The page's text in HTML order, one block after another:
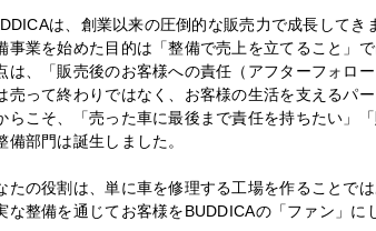
は、創業以来の圧倒的な販売力で成長してき
事業を始めた目的は「整備で売上を立てること」で
は、「販売後のお客様への責任（アフターフォロー
売って終わりではなく、お客様の生活を支えるパー
らこそ、「売った車に最後まで責任を持ちたい」
備部門は誕生しました。
たの役割は、単に車を修理する工場を作ることでは
な整備を通じてお客様をBUDDICAの「ファン」に